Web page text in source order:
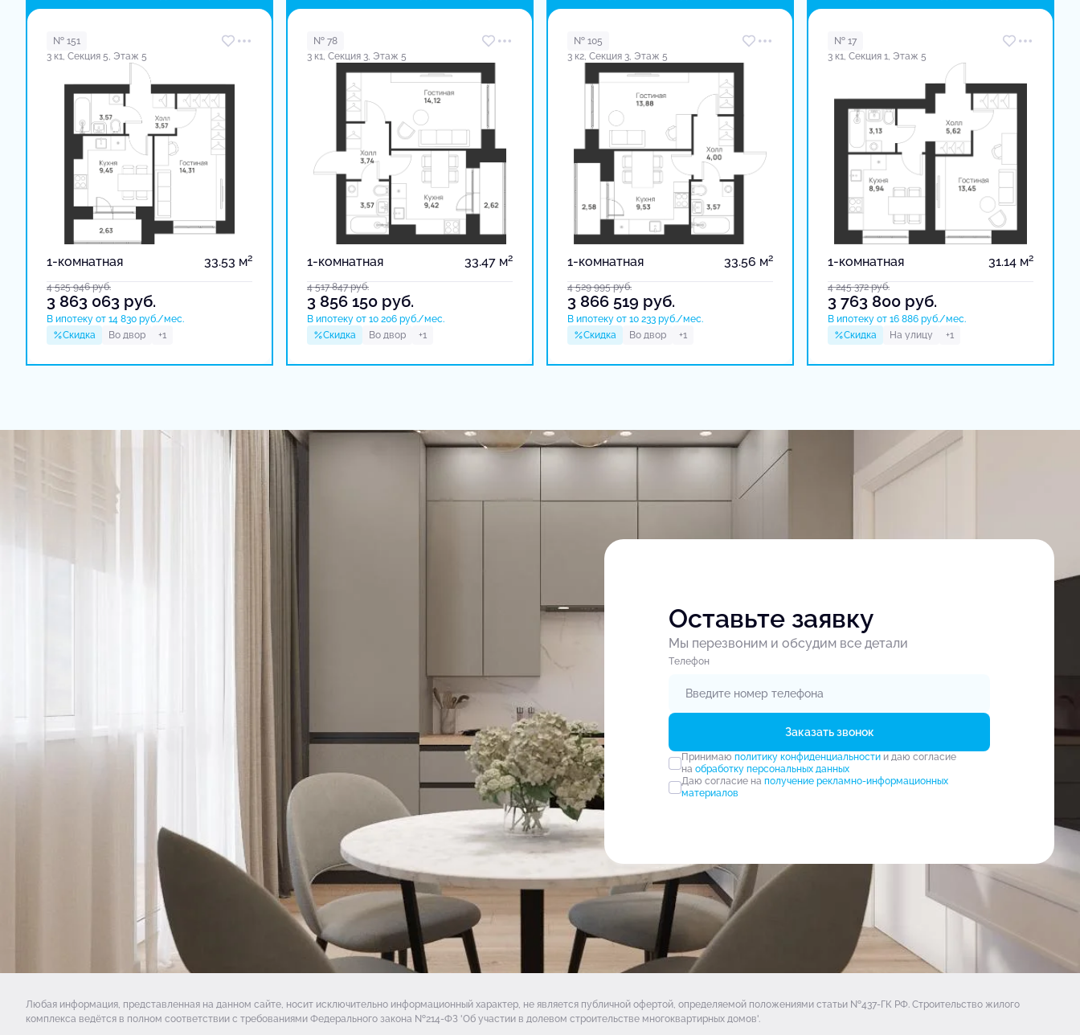
№ 151
3 к1, Секция 5, Этаж 5
1-комнатная 33.53 м2
4 525 946руб.
3 863 063 руб.
В ипотеку от 14 830 руб./мес.
Скидка
Во двор +1
№ 78
3 к1, Секция 3, Этаж 5
1-комнатная 33.47 м2
4 517 847руб.
3 856 150 руб.
В ипотеку от 10 206 руб./мес.
Скидка
Во двор +1
№ 105
3 к2, Секция 3, Этаж 5
1-комнатная 33.56 м2
4 529 995руб.
3 866 519 руб.
В ипотеку от 10 233 руб./мес.
Скидка
Во двор +1
№ 17
3 к1, Секция 1, Этаж 5
1-комнатная 31.14 м2
4 245 372руб.
3 763 800 руб.
В ипотеку от 16 886 руб./мес.
Скидка
На улицу +1
Оставьте заявку
Мы перезвоним и обсудим все детали
Tелефон
Заказать звонок
Принимаю политику конфиденциальностии даю согласие
на обработку персональных данных
Даю согласие на получение рекламно-информационных
материалов
Любая информация, представленная на данном сайте, носит исключительно информационный характер, не является публичной офертой, определяемой положениями статьи №437-ГК РФ. Строительство жилого
комплекса ведётся в полном соответствии с требованиями Федерального закона №214-ФЗ 'Об участии в долевом строительстве многоквартирных домов'.